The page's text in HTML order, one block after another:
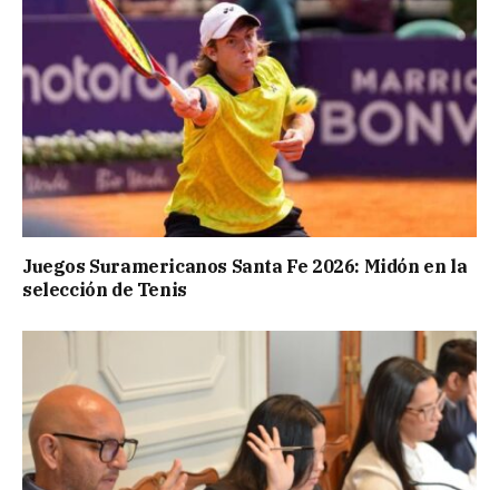
Juegos Suramericanos Santa Fe 2026: Midón en la
selección de Tenis